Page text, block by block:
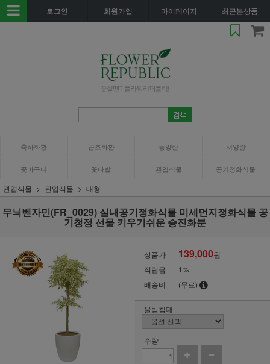
로그인 회원가입 마이페이지 최근본상품
축하화환 근조화환 동양란 서양란
꽃바구니 꽃다발 관엽식물 공기정화식물
관엽식물 관엽식물 대형
무늬벤자민(FR_0029) 실내공기정화식물 미세먼지정화식물 공
기청정 선물 키우기쉬운 승진화분
상품가 139,000원
적립금
1%
배송비
(무료)
물받침대
수량